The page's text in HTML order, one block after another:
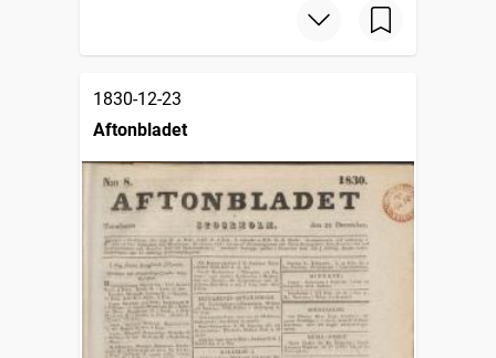
1830-12-23
Aftonbladet